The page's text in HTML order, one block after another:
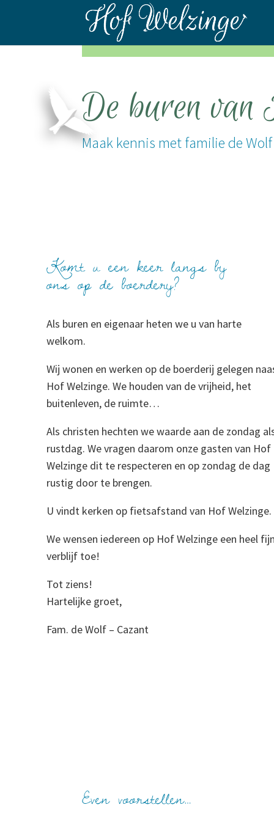
De buren van
Maak kennis met familie de
Komt u een keer langs bij
ons op de boerderij?
Als buren en eigenaar heten we u van harte
welkom.
Wij wonen en werken op de boerderij gelegen
Hof Welzinge. We houden van de vrijheid, het
buitenleven, de ruimte…
Als christen hechten we waarde aan de zondag
rustdag. We vragen daarom onze gasten van Hof
Welzinge dit te respecteren en op zondag de dag
rustig door te brengen.
U vindt kerken op fietsafstand van Hof Welzinge.
We wensen iedereen op Hof Welzinge een heel
verblijf toe!
Tot ziens!
Hartelijke groet,
Fam. de Wolf – Cazant
Even voorstellen…